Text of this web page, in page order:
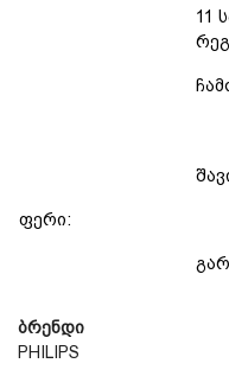
11
ფერი:
ბრენდი
PHILIPS